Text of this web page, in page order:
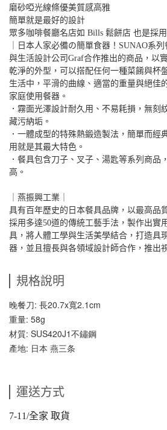
磨砂啞光線條優美質感高雅
簡單就是最好的設計
眾多咖啡餐廳名店如 Bills 鬆餅店 也是採
｜日本人家必備の簡單食器！SUNAO系列
與生活設計公司Graf合作推出的商品，以
乾淨的外型，可以搭配任何一種菜餚與杯
生活中，平滑的曲線、適當的重量與絕佳
家庭使用餐器。
．霧面光澤設計耐久用、不易耗損，無刻
藏污納垢。
．一體成型的特殊熱鍛造製法，簡單而經
用就是其最大特色。
．餐具包含刀子、叉子、湯匙等系列商品
高。
｜燕振興工業｜
具有百年歷史的日本餐具品牌，以最高品
採用多達50道的傳統工藝手法，製作出實
具，將人體工學與生活美學結合，打造具
器，並且擅長與各領域設計師合作，推出
規格說明
晚餐刀: 長20.7x寬2.1cm
重量: 58g
材質: SUS420J1不鏽鋼
產地: 日本 燕三条
運送方式
7-11/全家 取貨